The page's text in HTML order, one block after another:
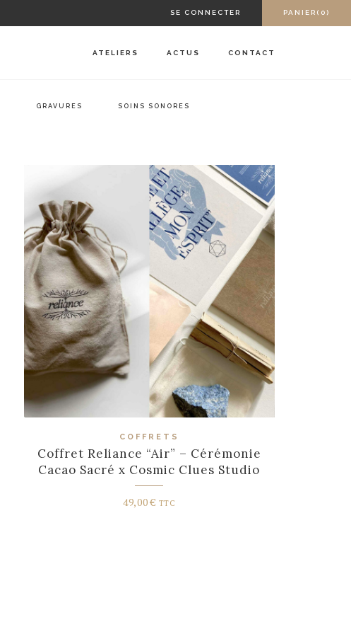
SE CONNECTER PANIER(0)
ATELIERS ACTUS CONTACT
GRAVURES SOINS SONORES
COFFRETS
Coffret Reliance “Air” – Cérémonie
Cacao Sacré x Cosmic Clues Studio
49,00€ TTC